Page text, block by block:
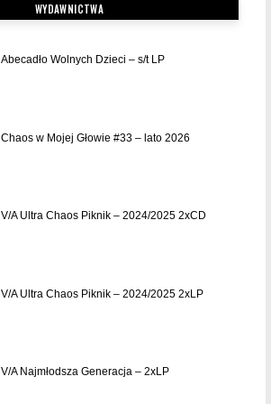
WYDAWNICTWA
Abecadło Wolnych Dzieci – s/t LP
Chaos w Mojej Głowie #33 – lato 2026
V/A Ultra Chaos Piknik – 2024/2025 2xCD
V/A Ultra Chaos Piknik – 2024/2025 2xLP
V/A Najmłodsza Generacja – 2xLP